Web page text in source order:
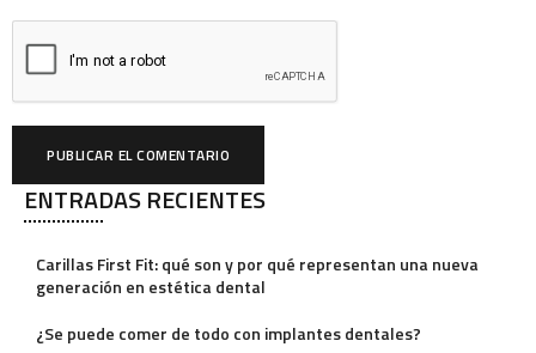
ENTRADAS RECIENTES
Carillas First Fit: qué son y por qué representan una nueva
generación en estética dental
¿Se puede comer de todo con implantes dentales?